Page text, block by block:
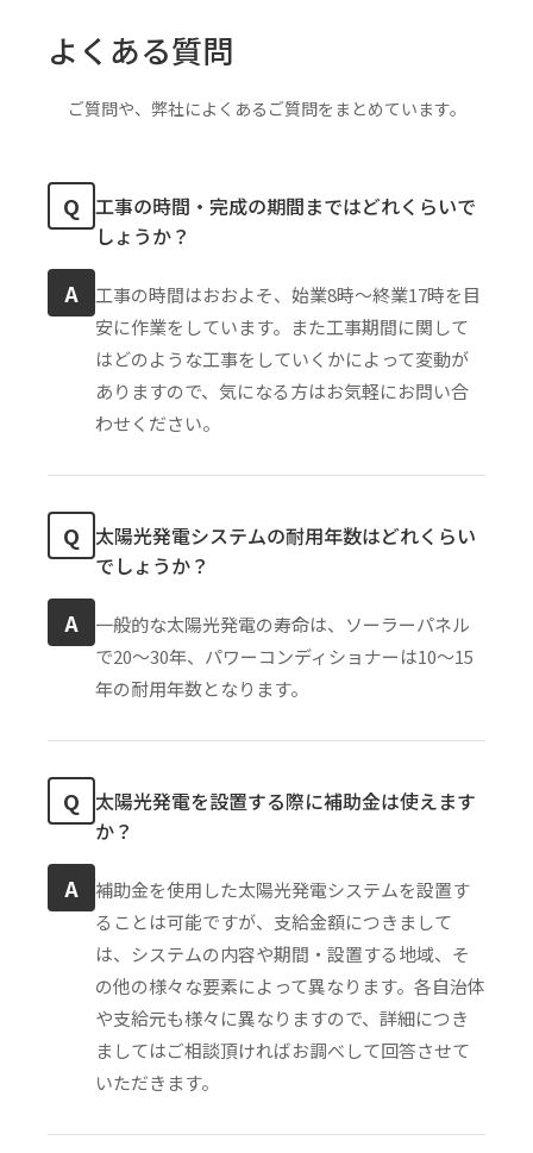
よくある質問
ご質問や、弊社によくあるご質問をまとめています。
Q 工事の時間・完成の期間まではどれくらいで
しょうか？
A
工事の時間はおおよそ、始業8時〜終業17時を目
安に作業をしています。また工事期間に関して
はどのような工事をしていくかによって変動が
ありますので、気になる方はお気軽にお問い合
わせください。
Q 太陽光発電システムの耐用年数はどれくらい
でしょうか？
A
一般的な太陽光発電の寿命は、ソーラーパネル
で20〜30年、パワーコンディショナーは10〜15
年の耐用年数となります。
Q 太陽光発電を設置する際に補助金は使えます
か？
A
補助金を使用した太陽光発電システムを設置す
ることは可能ですが、支給金額につきまして
は、システムの内容や期間・設置する地域、そ
の他の様々な要素によって異なります。各自治体
や支給元も様々に異なりますので、詳細につき
ましてはご相談頂ければお調べして回答させて
いただきます。